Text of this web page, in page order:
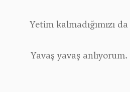
Yetim kalmadığımızı da
Yavaş yavaş anlıyorum.